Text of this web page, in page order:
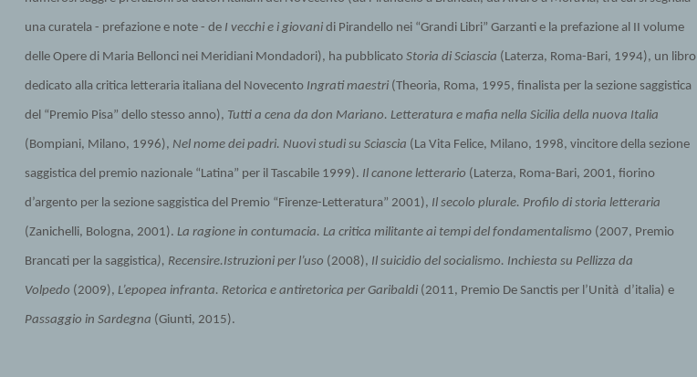
una curatela - prefazione e note - de I vecchi e i giovani di Pirandello nei “Grandi Libri” Garzanti e la prefazione al II volume
delle Opere di Maria Bellonci nei Meridiani Mondadori), ha pubblicato Storia di Sciascia (Laterza, Roma-Bari, 1994), un libro
dedicato alla critica letteraria italiana del Novecento Ingrati maestri (Theoria, Roma, 1995, finalista per la sezione saggistica
del “Premio Pisa” dello stesso anno), Tutti a cena da don Mariano. Letteratura e mafia nella Sicilia della nuova Italia
(Bompiani, Milano, 1996), Nel nome dei padri. Nuovi studi su Sciascia (La Vita Felice, Milano, 1998, vincitore della sezione
saggistica del premio nazionale “Latina” per il Tascabile 1999). Il canone letterario (Laterza, Roma-Bari, 2001, fiorino
d’argento per la sezione saggistica del Premio “Firenze-Letteratura” 2001), Il secolo plurale. Profilo di storia letteraria
(Zanichelli, Bologna, 2001). La ragione in contumacia. La critica militante ai tempi del fondamentalismo (2007, Premio
Brancati per la saggistica), Recensire.Istruzioni per l’uso (2008), Il suicidio del socialismo. Inchiesta su Pellizza da
Volpedo (2009), L’epopea infranta. Retorica e antiretorica per Garibaldi (2011, Premio De Sanctis per l’Unità d’italia) e
Passaggio in Sardegna (Giunti, 2015).